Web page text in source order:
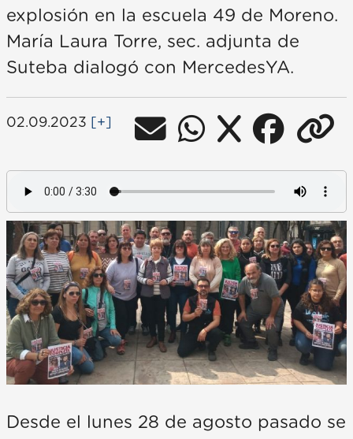
explosión en la escuela 49 de Moreno.
María Laura Torre, sec. adjunta de
Suteba dialogó con MercedesYA.
02.09.2023 [+]
Desde el lunes 28 de agosto pasado se